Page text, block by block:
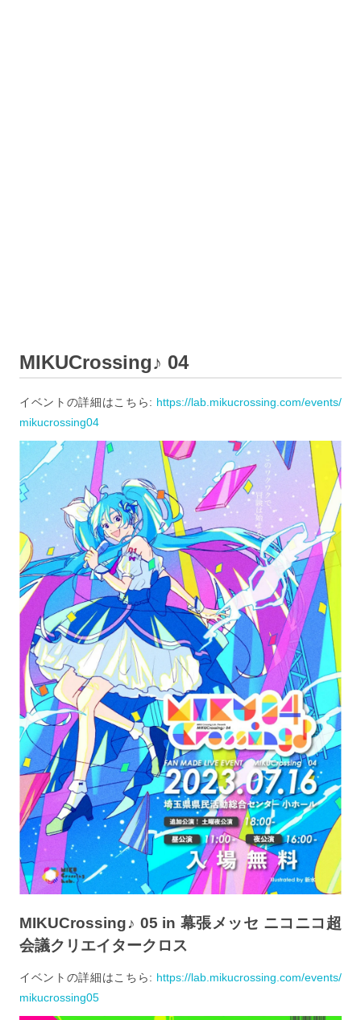
MIKUCrossing♪ 04
イベントの詳細はこちら: https://lab.mikucrossing.com/events/
mikucrossing04
MIKUCrossing♪ 05 in 幕張メッセ ニコニコ超
会議クリエイタークロス
イベントの詳細はこちら: https://lab.mikucrossing.com/events/
mikucrossing05